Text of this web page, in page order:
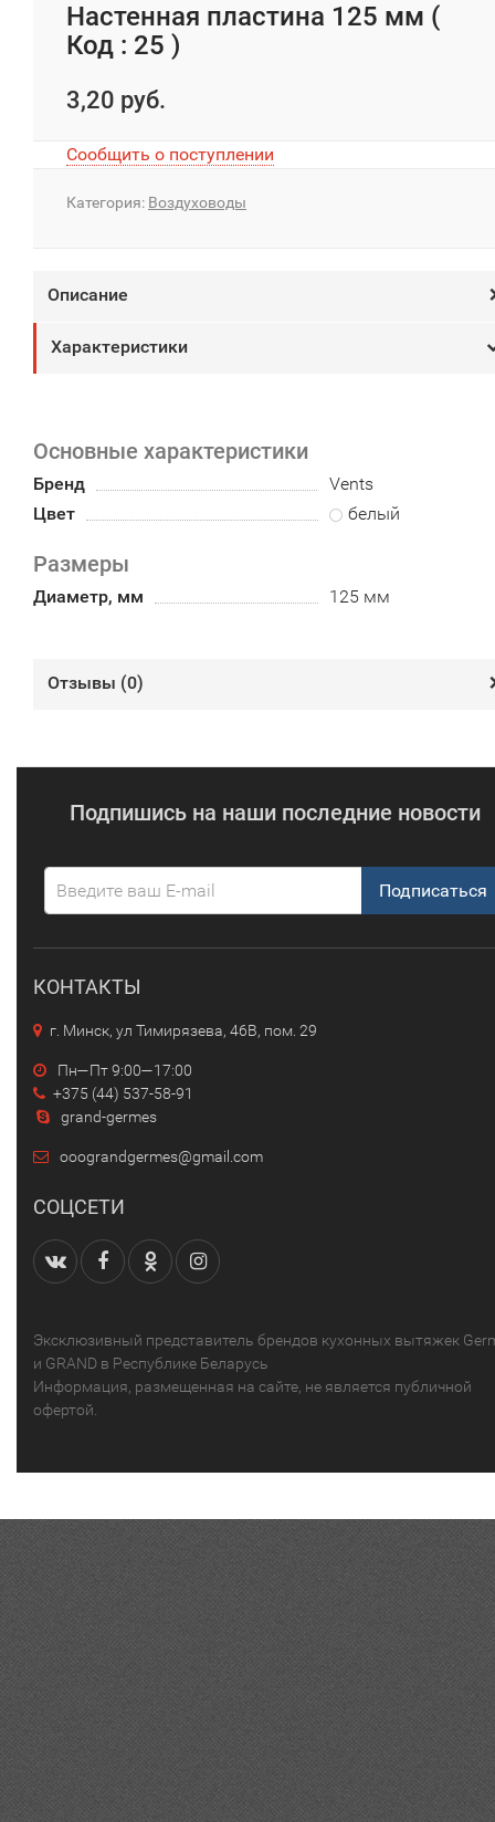
Настенная пластина 125 мм (
Код : 25 )
3,20 руб.
Сообщить о поступлении
Категория: Воздуховоды
Описание
Характеристики
Основные характеристики
Бренд
Vents
Цвет
белый
Размеры
Диаметр, мм 125 мм
Отзывы (0)
Подпишись на наши последние новости
Подписаться
КОНТАКТЫ
г. Минск, ул Тимирязева, 46В, пом. 29
Пн—Пт 9:00—17:00
+375 (44) 537-58-91
grand-germes
ooograndgermes@gmail.com
СОЦСЕТИ
Эксклюзивный представитель брендов кухонных вытяжек
и GRAND в Республике Беларусь
Информация, размещенная на сайте, не является публичной
офертой.